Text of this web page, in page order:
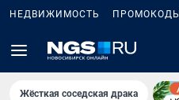
НЕДВИЖИМОСТЬ ПРОМОКОДЫ
Жёсткая соседская драка